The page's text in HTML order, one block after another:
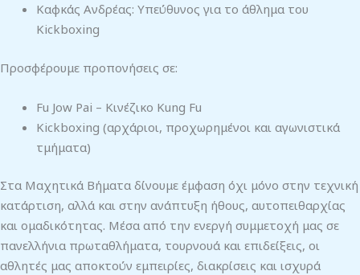
Καφκάς Ανδρέας: Υπεύθυνος για το άθλημα του
Kickboxing
Προσφέρουμε προπονήσεις σε:
Fu Jow Pai – Κινέζικο Kung Fu
Kickboxing (αρχάριοι, προχωρημένοι και αγωνιστικά
τμήματα)
Στα Μαχητικά Βήματα δίνουμε έμφαση όχι μόνο στην τεχνική
κατάρτιση, αλλά και στην ανάπτυξη ήθους, αυτοπειθαρχίας
και ομαδικότητας. Μέσα από την ενεργή συμμετοχή μας σε
πανελλήνια πρωταθλήματα, τουρνουά και επιδείξεις, οι
αθλητές μας αποκτούν εμπειρίες, διακρίσεις και ισχυρά